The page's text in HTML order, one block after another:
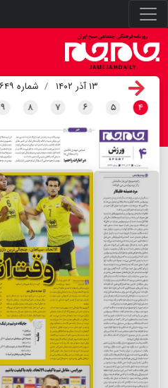
۱۳ آذر ۱۴۰۲ شماره ۶۶۴۹
۴ ۵ ۶ ۷ ۸ ۹